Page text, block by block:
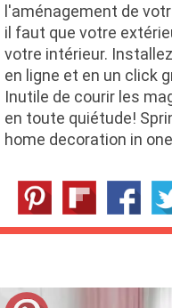
l'aménagement de
il faut que votre
votre intérieur.
en ligne et en un click
Inutile de courir les
en toute quiétude!
home decoration in